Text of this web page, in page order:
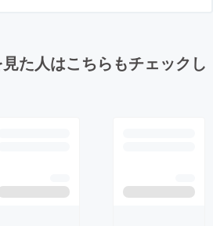
た人はこちらもチェックし